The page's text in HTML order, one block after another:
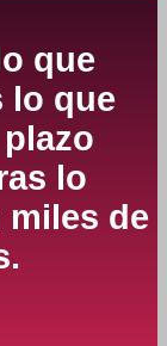
que
lo que
lo
miles de